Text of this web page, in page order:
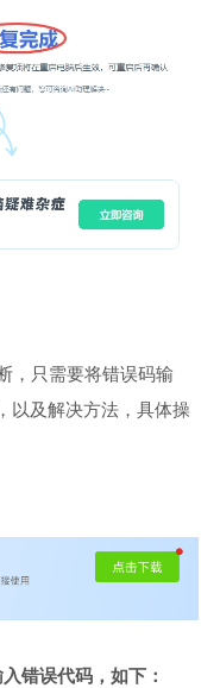
，只需要将错误码输
以及解决方法，具体操
错误代码，如下：